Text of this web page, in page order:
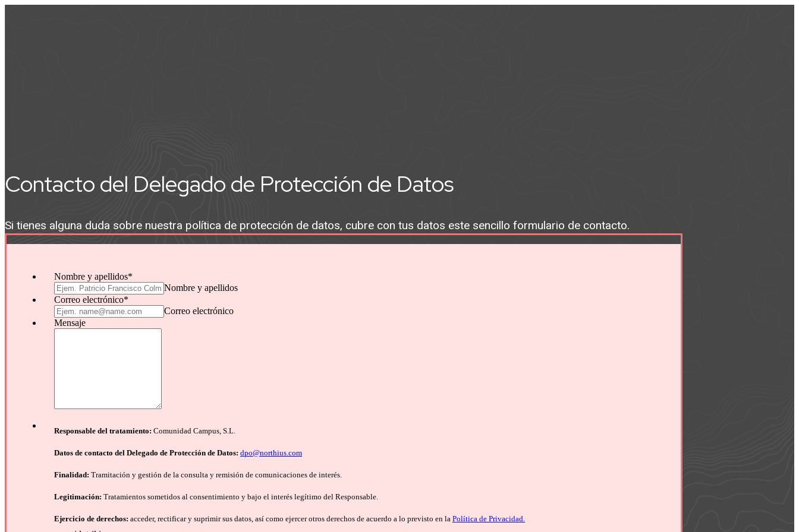
Contacto del Delegado de Protección de Datos
Si tienes alguna duda sobre nuestra política de protección de datos, cubre con tus datos este sencillo formulario de contacto.
Nombre y apellidos*
Nombre y apellidos
Correo electrónico*
Correo electrónico
Mensaje
Responsable del tratamiento: Comunidad Campus, S.L.
Datos de contacto del Delegado de Protección de Datos: dpo@northius.com
Finalidad: Tramitación y gestión de la consulta y remisión de comunicaciones de interés.
Legitimación: Tratamientos sometidos al consentimiento y bajo el interés legítimo del Responsable.
Ejercicio de derechos: acceder, rectificar y suprimir sus datos, así como ejercer otros derechos de acuerdo a lo previsto en la Política de Privacidad.